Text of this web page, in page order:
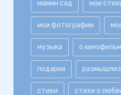
мамин сад мои
мои фотографии
музыка о
подарки
стихи стихи о